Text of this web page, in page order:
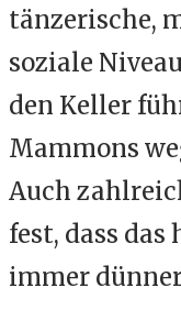
tänzerische,
soziale
den Keller
Mammons
Auch
fest, dass
immer